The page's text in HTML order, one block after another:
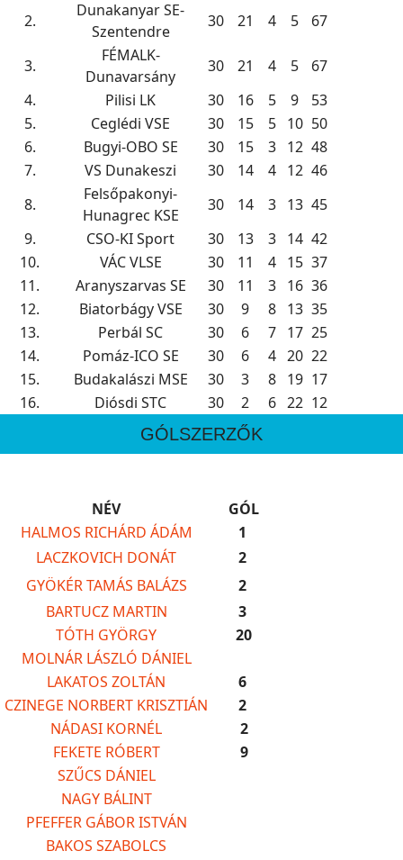
2.
Dunakanyar SE-
Szentendre
30 21 4 5 67
3.
FÉMALK-
Dunavarsány
30 21 4 5
67
4.
Pilisi LK 30 16 5 9
53
5.
Ceglédi VSE 30 15 5 10 50
6.
Bugyi-OBO SE 30 15 3 12 48
7.
VS Dunakeszi 30 14 4 12 46
8.
Felsőpakonyi-
Hunagrec KSE
30 14 3 13 45
9.
CSO-KI Sport 30 13 3 14 42
10.
VÁC VLSE 30 11 4 15 37
11.
Aranyszarvas SE 30 11 3 16 36
12.
Biatorbágy VSE 30 9 8 13 35
13.
Perbál SC 30 6 7 17 25
14.
Pomáz-ICO SE 30 6 4 20 22
15.
Budakalászi MSE 30 3 8 19 17
16.
Diósdi STC 30 2 6 22 12
GÓLSZERZŐK
NÉV
GÓL
HALMOS RICHÁRD ÁDÁM
1
LACZKOVICH DONÁT
2
GYÖKÉR TAMÁS BALÁZS
2
BARTUCZ MARTIN
3
TÓTH GYÖRGY
20
MOLNÁR LÁSZLÓ DÁNIEL
LAKATOS ZOLTÁN
6
CZINEGE NORBERT KRISZTIÁN
2
NÁDASI KORNÉL
2
FEKETE RÓBERT
9
SZŰCS DÁNIEL
NAGY BÁLINT
PFEFFER GÁBOR ISTVÁN
BAKOS SZABOLCS